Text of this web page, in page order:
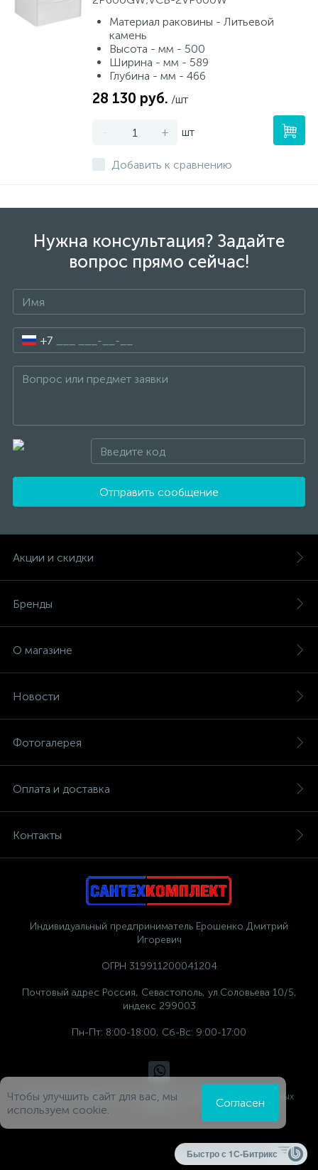
Материал раковины - Литьевой
камень
Высота - мм - 500
Ширина - мм - 589
Глубина - мм - 466
28 130 руб. /шт
- + шт
Добавить к сравнению
Нужна консультация? Задайте
вопрос прямо сейчас!
+7
Отправить сообщение
Акции и скидки
Бренды
О магазине
Новости
Фотогалерея
Оплата и доставка
Контакты
Индивидуальный предприниматель Ерошенко Дмитрий
Игоревич
ОГРН 319911200041204
Почтовый адрес Россия, Севастополь, ул.Соловьева 10/5,
индекс 299003
Пн-Пт: 8:00-18:00, Сб-Вс: 9:00-17:00
Политика компании в отношении обработки персональных
Чтобы улучшить сайт для вас, мы
используем cookie.
Согласен
Быстро с 1С-Битрикс